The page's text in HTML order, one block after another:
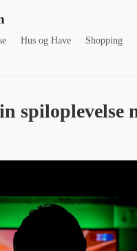
Hus og Have Shopping
spiloplevelse